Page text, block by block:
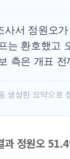
사서 정원오
는 환호했고
측은 개표
생성한 요약으로
과 정원오